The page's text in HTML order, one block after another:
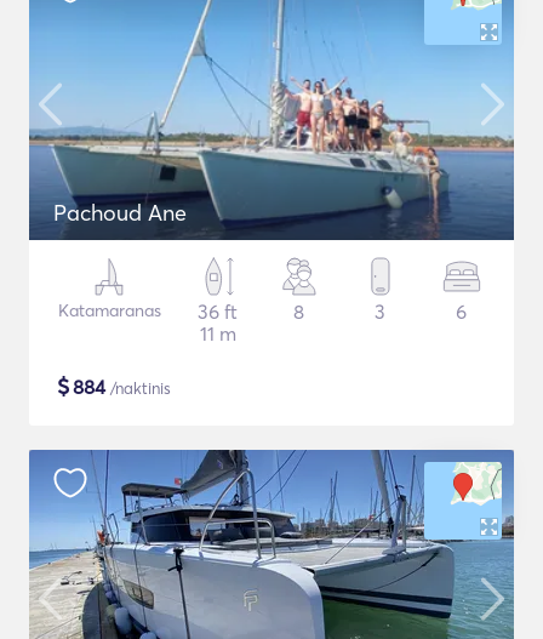
Pachoud Ane
Katamaranas
36 ft
11 m
8 3 6
$884/naktinis